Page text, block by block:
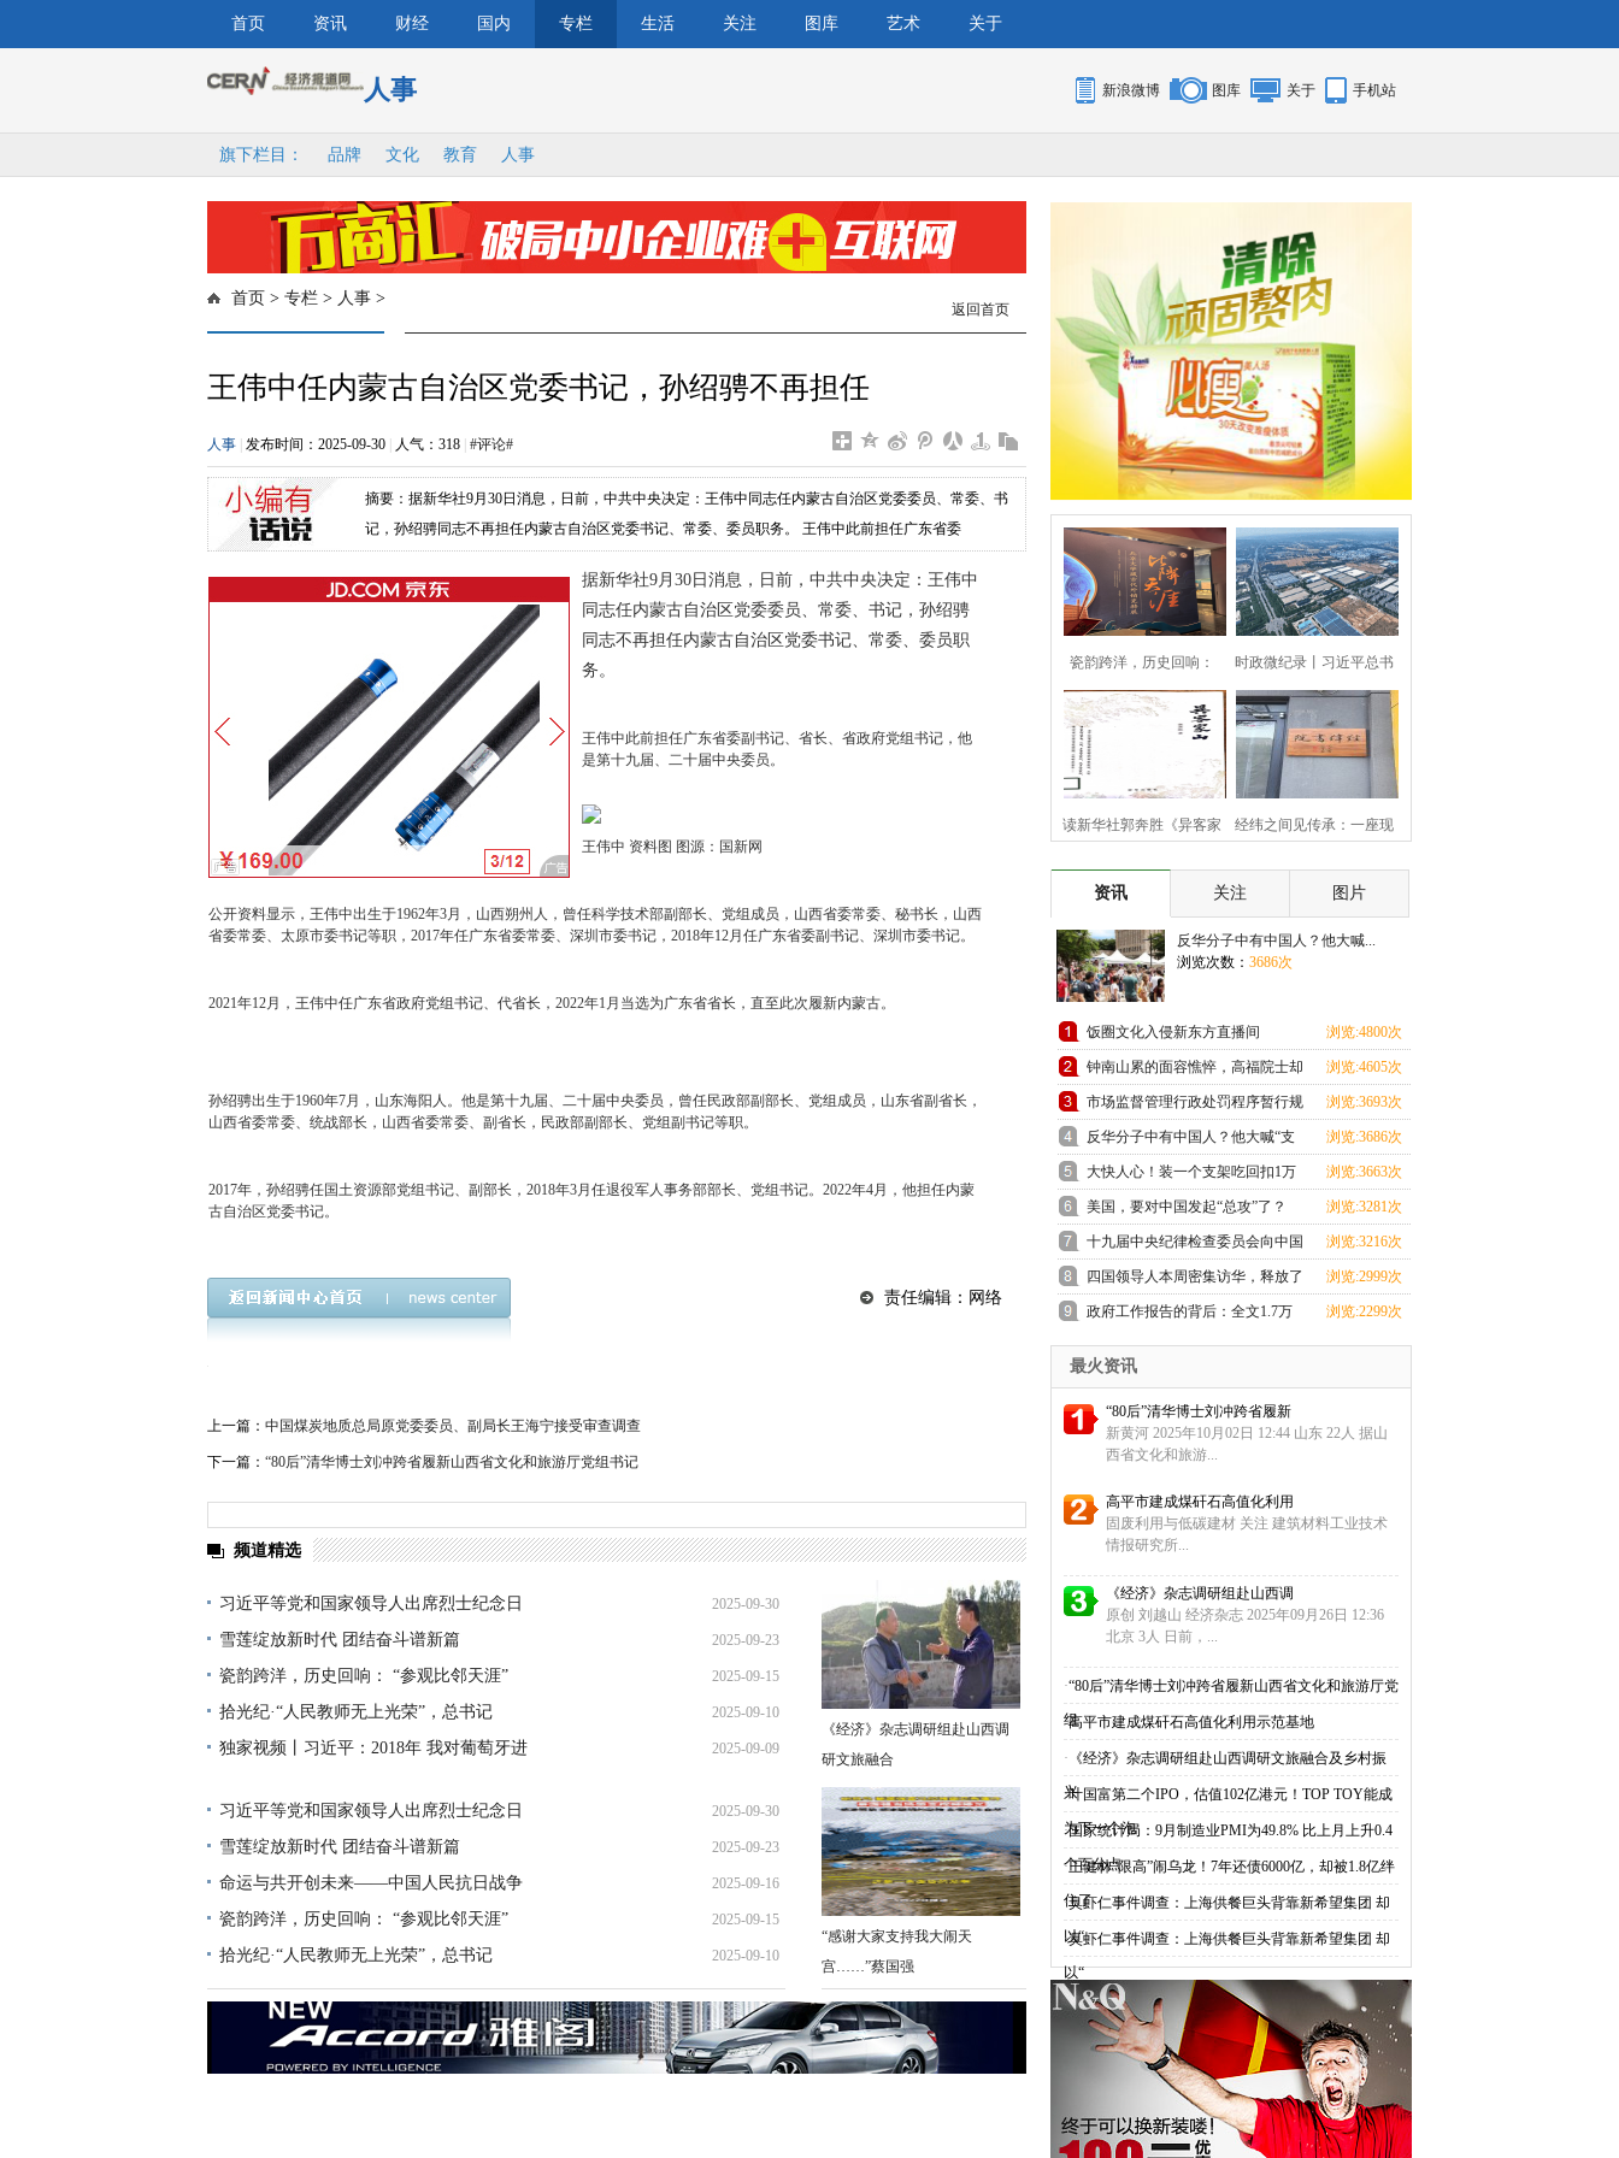
首页 资讯 财经 国内 专栏 生活 关注 图库 艺术 关于
人事 新浪微博 图库 关于 手机站
旗下栏目： 品牌 文化 教育 人事
首页 > 专栏 > 人事 >
返回首页
王伟中任内蒙古自治区党委书记，孙绍骋不再担任
人事 发布时间：2025-09-30 人气： 318 #评论#
摘要：据新华社9月30日消息，日前，中共中央决定：王伟中同志任内蒙古自治区党委委员、常委、书
记，孙绍骋同志不再担任内蒙古自治区党委书记、常委、委员职务。 王伟中此前担任广东省委
据新华社9月30日消息，日前，中共中央决定：王伟中
同志任内蒙古自治区党委委员、常委、书记，孙绍骋
同志不再担任内蒙古自治区党委书记、常委、委员职
务。
王伟中此前担任广东省委副书记、省长、省政府党组书记，他
是第十九届、二十届中央委员。
王伟中 资料图 图源：国新网
公开资料显示，王伟中出生于1962年3月，山西朔州人，曾任科学技术部副部长、党组成员，山西省委常委、秘书长，山西
省委常委、太原市委书记等职，2017年任广东省委常委、深圳市委书记，2018年12月任广东省委副书记、深圳市委书记。
2021年12月，王伟中任广东省政府党组书记、代省长，2022年1月当选为广东省省长，直至此次履新内蒙古。
孙绍骋出生于1960年7月，山东海阳人。他是第十九届、二十届中央委员，曾任民政部副部长、党组成员，山东省副省长，
山西省委常委、统战部长，山西省委常委、副省长，民政部副部长、党组副书记等职。
2017年，孙绍骋任国土资源部党组书记、副部长，2018年3月任退役军人事务部部长、党组书记。2022年4月，他担任内蒙
古自治区党委书记。
责任编辑：网络
上一篇： 中国煤炭地质总局原党委委员、副局长王海宁接受审查调查
下一篇： “80后”清华博士刘冲跨省履新山西省文化和旅游厅党组书记
频道精选
习近平等党和国家领导人出席烈士纪念日 2025-09-30
10:56:02
雪莲绽放新时代 团结奋斗谱新篇 2025-09-23
10:17:21
瓷韵跨洋，历史回响： “参观比邻天涯” 2025-09-15
02:15:12
拾光纪·“人民教师无上光荣”，总书记 2025-09-10
10:10:15
独家视频丨习近平：2018年 我对葡萄牙进 2025-09-09
习近平等党和国家领导人出席烈士纪念日 2025-09-30
10:56:02
雪莲绽放新时代 团结奋斗谱新篇 2025-09-23
10:17:21
命运与共开创未来——中国人民抗日战争 2025-09-16
16:25:27
瓷韵跨洋，历史回响： “参观比邻天涯” 2025-09-15
02:15:12
拾光纪·“人民教师无上光荣”，总书记 2025-09-10
10:10:15
《经济》杂志调研组赴山西调
研文旅融合
“感谢大家支持我大闹天
宫……”蔡国强
瓷韵跨洋，历史回响：
“参观
时政微纪录丨习近平总书
记河
读新华社郭奔胜《异客家 经纬之间见传承：一座现
资讯 关注 图片
反华分子中有中国人？他大喊...
浏览次数： 3686次
饭圈文化入侵新东方直播间 浏览:4800次
钟南山累的面容憔悴，高福院士却
忙
浏览:4605次
市场监督管理行政处罚程序暂行规
定
浏览:3693次
反华分子中有中国人？他大喊“支
那
浏览:3686次
大快人心！装一个支架吃回扣1万
元的
浏览:3663次
美国，要对中国发起“总攻”了？ 浏览:3281次
十九届中央纪律检查委员会向中国
共
浏览:3216次
四国领导人本周密集访华，释放了
哪
浏览:2999次
政府工作报告的背后：全文1.7万
余字
浏览:2299次
最火资讯
“80后”清华博士刘冲跨省履新
新黄河 2025年10月02日 12:44 山东 22人 据山
西省文化和旅游...
高平市建成煤矸石高值化利用
固废利用与低碳建材 关注 建筑材料工业技术
情报研究所...
《经济》杂志调研组赴山西调
原创 刘越山 经济杂志 2025年09月26日 12:36
北京 3人 日前，...
·“80后”清华博士刘冲跨省履新山西省文化和旅游厅党
组
·高平市建成煤矸石高值化利用示范基地
· 《经济》杂志调研组赴山西调研文旅融合及乡村振
兴
·叶国富第二个IPO，估值102亿港元！TOP TOY能成
为下一个泡
·国家统计局：9月制造业PMI为49.8% 比上月上升0.4
个百分点
·王健林“限高”闹乌龙！7年还债6000亿，却被1.8亿绊
住了
·臭虾仁事件调查：上海供餐巨头背靠新希望集团 却
以“
·臭虾仁事件调查：上海供餐巨头背靠新希望集团 却
以“